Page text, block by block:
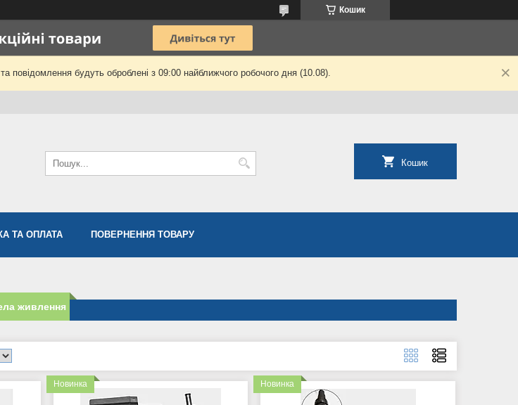
Кошик
повідомлення будуть оброблені з 09:00 найближчого робочого дня (10.08).
Кошик
ТА ОПЛАТА ПОВЕРНЕННЯ ТОВАРУ
живлення
Новинка Новинка